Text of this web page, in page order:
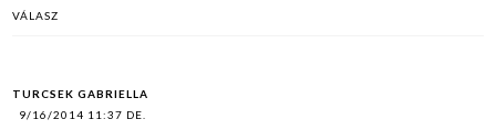
VÁLASZ
TURCSEK GABRIELLA
9/16/2014 11:37 DE.